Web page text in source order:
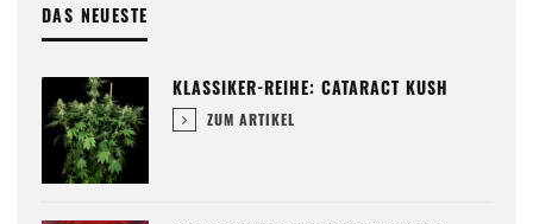
DAS NEUESTE
KLASSIKER-REIHE: CATARACT KUSH
ZUM ARTIKEL